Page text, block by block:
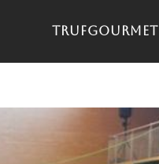
TrufGourmet